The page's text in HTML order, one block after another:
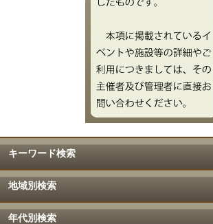
キーワード検索
地域別検索
年代別検索